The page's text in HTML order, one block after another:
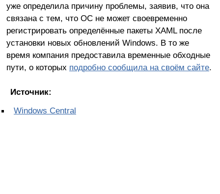
уже определила причину проблемы, заявив, что она
связана с тем, что ОС не может своевременно
регистрировать определённые пакеты XAML после
установки новых обновлений Windows. В то же
время компания предоставила временные обходные
пути, о которых подробно сообщила на своём сайте.
Источник:
Windows Central